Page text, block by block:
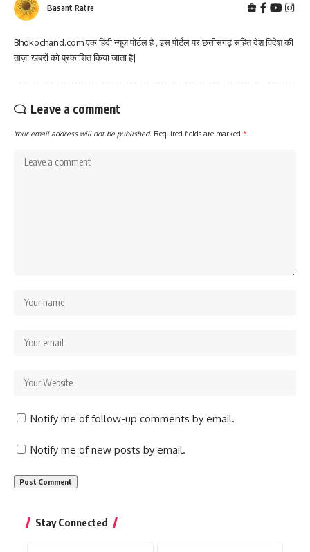
Basant Ratre
Bhokochand.com एक हिंदी न्यूज़ पोर्टल है , इस पोर्टल पर छत्तीसगढ़ सहित देश विदेश की
ताज़ा खबरों को प्रकाशित किया जाता है|
Leave a comment
Your email address will not be published. Required fields are marked *
Notify me of follow-up comments by email.
Notify me of new posts by email.
Stay Connected